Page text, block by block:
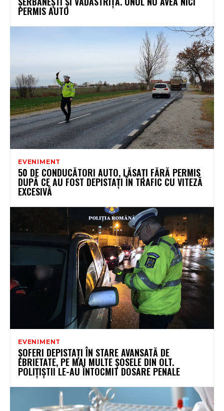
PERMIS AUTO
EVENIMENT
50 DE CONDUCĂTORI AUTO, LĂSAȚI FĂRĂ PERMIS
DUPĂ CE AU FOST DEPISTAȚI ÎN TRAFIC CU VITEZĂ
EXCESIVĂ
EVENIMENT
ȘOFERI DEPISTAȚI ÎN STARE AVANSATĂ DE
EBRIETATE, PE MAI MULTE ȘOSELE DIN OLT.
POLIȚIȘTII LE-AU ÎNTOCMIT DOSARE PENALE